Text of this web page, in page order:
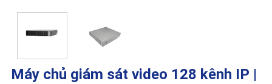
Máy chủ giám sát video 128 kênh IP |